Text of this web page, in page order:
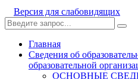
Версия для слабовидящих
Главная
Сведения об
образовательной
ОСНОВНЫЕ